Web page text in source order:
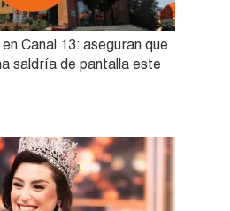
Canal 13: aseguran que
saldría de pantalla este